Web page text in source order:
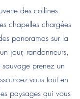
des collines
chapelles chargées
panoramas sur la
jour, randonneurs,
sauvage prenez un
vous tout en
paysages qui vous